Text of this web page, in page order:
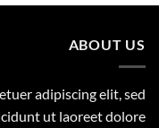
ABOUT US
adipiscing elit, sed
ut laoreet dolore